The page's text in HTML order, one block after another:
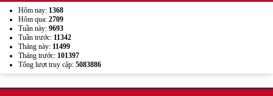
Hôm nay: 1368
Hôm qua: 2709
Tuần này: 9693
Tuần trước: 11342
Tháng này: 11499
Tháng trước: 101397
Tổng lượt truy cập: 5083886